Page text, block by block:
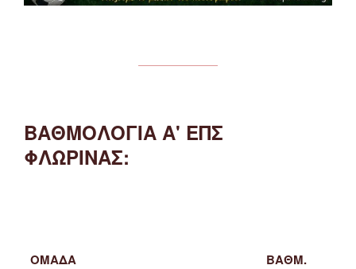
ΒΑΘΜΟΛΟΓΙΑ Α' ΕΠΣ
ΦΛΩΡΙΝΑΣ:
ΟΜΑΔΑ ΒΑΘΜ.